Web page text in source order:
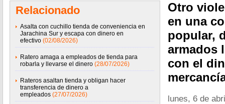
Relacionado
Asalta con cuchillo tienda de conveniencia en
Jarachina Sur y escapa con dinero en
efectivo (02/08/2026)
Ratero amaga a empleados de tienda para
robarla y llevarse el dinero (28/07/2026)
Rateros asaltan tienda y obligan hacer
transferencia de dinero a
empleados (27/07/2026)
Otro
en una
popular,
armados
con el
lunes, 6 de